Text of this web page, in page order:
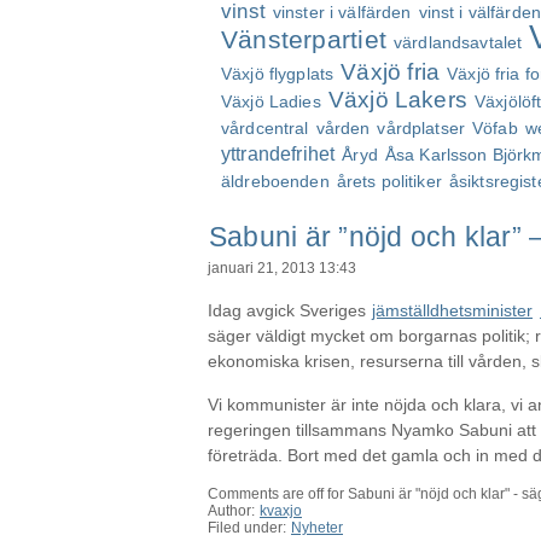
vinst vinster i välfärden vinst i välfärden
Vänsterpartiet värdlandsavtalet
Växjö flygplats Växjö fria Växjö fria
Växjö Ladies Växjö Lakers
vårdcentral vården vårdplatser Vöfab
yttrandefrihet Åryd Åsa Karlsson
äldreboenden årets politiker
Sabuni är ”nöjd och
januari 21, 2013 13:43
Idag avgick Sveriges jämställdhetsminister
säger väldigt mycket om borgarnas
ekonomiska krisen, resurserna till vården,
Vi kommunister är inte nöjda och klara, vi
regeringen tillsammans Nyamko Sabuni
företräda. Bort med det gamla och in med
Comments are off for Sabuni är "nöjd och klar" -
Author: kvaxjo
Filed under: Nyheter